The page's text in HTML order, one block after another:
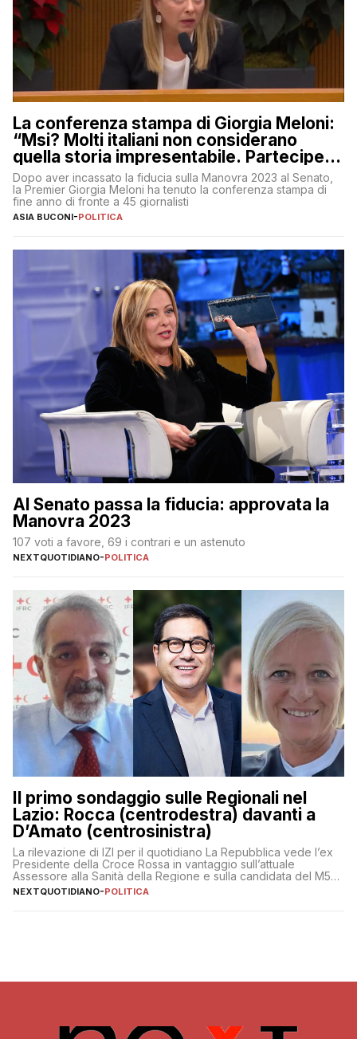
La conferenza stampa di Giorgia Meloni:
“Msi? Molti italiani non considerano
quella storia impresentabile. Parteciperò
al 25 aprile”
Dopo aver incassato la fiducia sulla Manovra 2023 al Senato,
la Premier Giorgia Meloni ha tenuto la conferenza stampa di
fine anno di fronte a 45 giornalisti
ASIA BUCONI-POLITICA
Al Senato passa la fiducia: approvata la
Manovra 2023
107 voti a favore, 69 i contrari e un astenuto
NEXTQUOTIDIANO-POLITICA
Il primo sondaggio sulle Regionali nel
Lazio: Rocca (centrodestra) davanti a
D’Amato (centrosinistra)
La rilevazione di IZI per il quotidiano La Repubblica vede l’ex
Presidente della Croce Rossa in vantaggio sull’attuale
Assessore alla Sanità della Regione e sulla candidata del M5S
Donatella Bianchi
NEXTQUOTIDIANO-POLITICA